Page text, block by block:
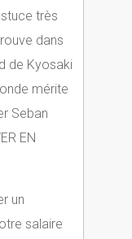
très
dans
de Kyosaki
mérite
Seban
EN
un
salaire